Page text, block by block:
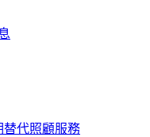
替代照顧服務